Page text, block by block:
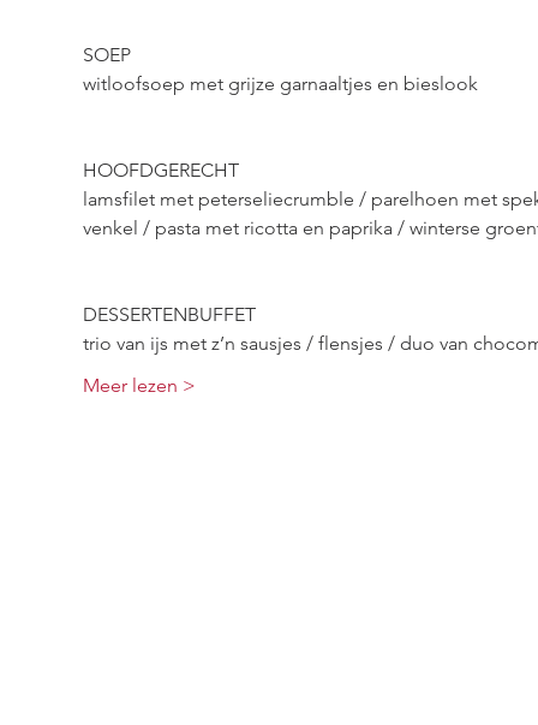
SOEP
witloofsoep met grijze garnaaltjes en bieslook
HOOFDGERECHT
lamsfilet met peterseliecrumble / parelhoen met
DESSERTENBUFFET
trio van ijs met z’n sausjes / flensjes / duo van
Meer lezen >